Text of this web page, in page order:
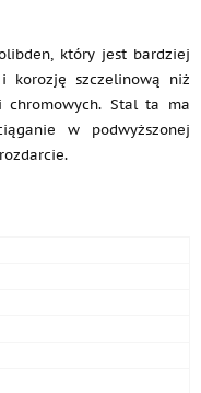
który jest bardziej
korozję szczelinową niż
chromowych. Stal ta ma
w podwyższonej